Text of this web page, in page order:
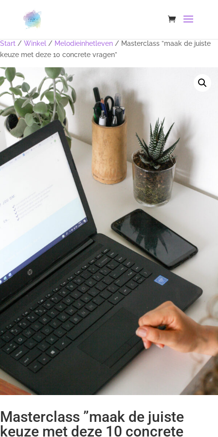
Start / Winkel / Melodieinhetleven / Masterclass ”maak de juiste
keuze met deze 10 concrete vragen”
Masterclass ”maak de juiste
keuze met deze 10 concrete